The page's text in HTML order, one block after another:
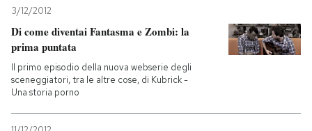
3/12/2012
Di come diventai Fantasma e Zombi: la
prima puntata
Il primo episodio della nuova webserie degli
sceneggiatori, tra le altre cose, di Kubrick -
Una storia porno